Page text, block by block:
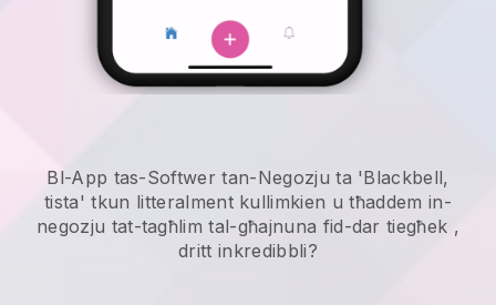
Bl-App tas-Softwer tan-Negozju ta 'Blackbell,
tista' tkun litteralment kullimkien utħaddem in-
negozju tat-tagħlim tal-għajnuna fid-dar tiegħek ,
dritt inkredibbli?